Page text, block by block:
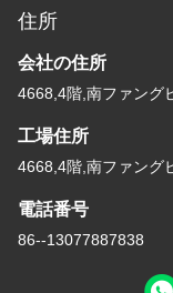
住所
会社の住所
4668,4階,南ファング
工場住所
4668,4階,南ファング
電話番号
86--13077887838